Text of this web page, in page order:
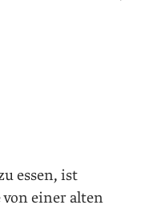
essen, ist
einer alten